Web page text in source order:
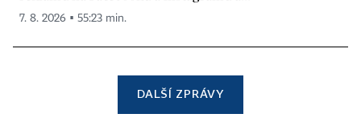
7. 8. 2026 ▪ 55:23 min.
DALŠÍ ZPRÁVY